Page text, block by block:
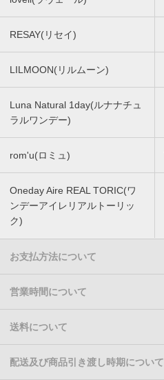
RESAY(リセイ)
LILMOON(リルムーン)
Luna Natural 1day(ルナナチュ
ラルワンデー)
rom'u(ロミュ)
Oneday Aire REAL TORIC(ワ
ンデーアイレリアルトーリッ
ク)
お支払方法について
営業時間について
送料について
配送及び商品引き渡し時期について